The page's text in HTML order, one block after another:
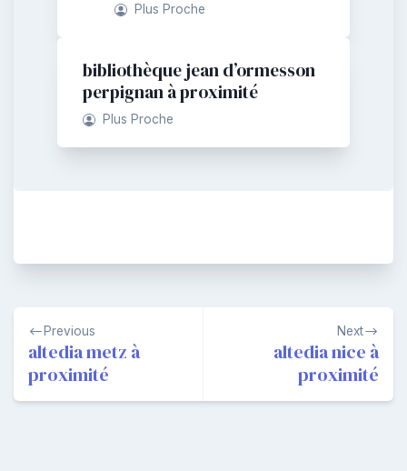
Plus Proche
bibliothèque jean d’ormesson
perpignan à proximité
Plus Proche
Navigation
de
l’article
Previous
altedia metz à
proximité
Next
altedia nice à
proximité